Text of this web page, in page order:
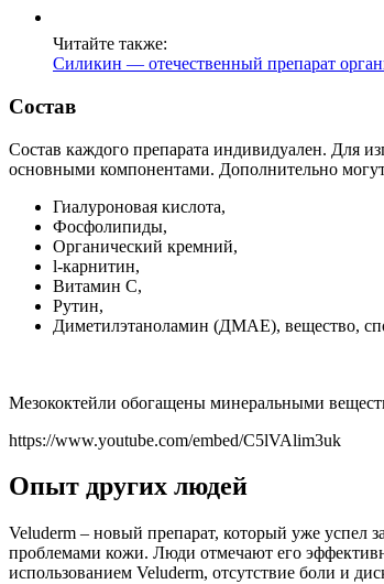
Читайте также:
Силикин — отечественный препарат
Состав
Состав каждого препарата индивидуален. Для
основными компонентами. Дополнительно
Гиалуроновая кислота,
Фосфолипиды,
Органический кремний,
l-карнитин,
Витамин С,
Рутин,
Диметилэтаноламин (ДМАЕ), вещество,
Мезококтейли обогащены минеральными
https://www.youtube.com/embed/C5lVAlim3uk
Опыт других людей
Veluderm – новый препарат, который уже успел
проблемами кожи. Люди отмечают его
использованием Veluderm, отсутствие боли и